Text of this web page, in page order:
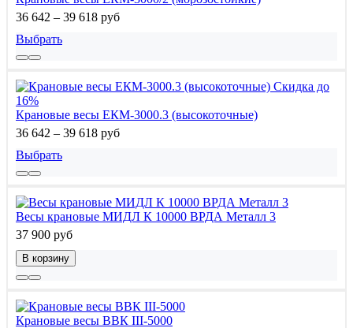
36 642 – 39 618 руб
Выбрать
Скидка до
16%
Крановые весы ЕКМ-3000.3 (высокоточные)
36 642 – 39 618 руб
Выбрать
Весы крановые МИДЛ К 10000 ВРДА Металл 3
37 900 руб
В корзину
Крановые весы ВВК III-5000